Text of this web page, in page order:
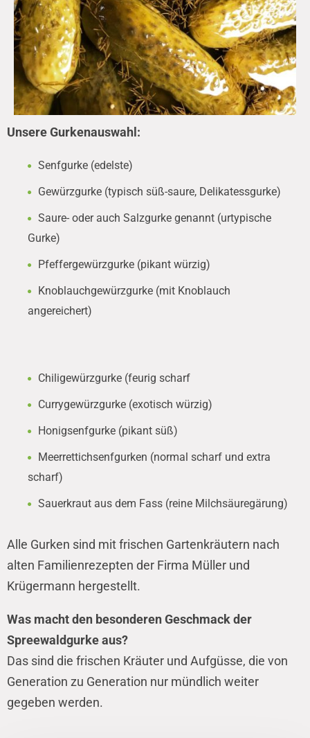
Unsere Gurkenauswahl:
Senfgurke (edelste)
Gewürzgurke (typisch süß-saure, Delikatessgurke)
Saure- oder auch Salzgurke genannt (urtypische
Gurke)
Pfeffergewürzgurke (pikant würzig)
Knoblauchgewürzgurke (mit Knoblauch
angereichert)
Chiligewürzgurke (feurig scharf
Currygewürzgurke (exotisch würzig)
Honigsenfgurke (pikant süß)
Meerrettichsenfgurken (normal scharf und extra
scharf)
Sauerkraut aus dem Fass (reine Milchsäuregärung)
Alle Gurken sind mit frischen Gartenkräutern nach
alten Familienrezepten der Firma Müller und
Krügermann hergestellt.
Was macht den besonderen Geschmack der
Spreewaldgurke aus?
Das sind die frischen Kräuter und Aufgüsse, die von
Generation zu Generation nur mündlich weiter
gegeben werden.